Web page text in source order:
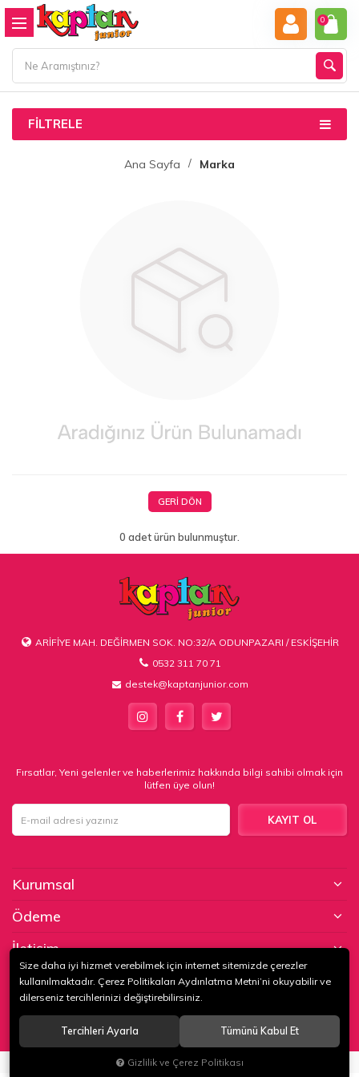
0
FILTRELE
Ana Sayfa Marka
GERI DÖN
0 adet ürün bulunmuştur.
ARİFİYE MAH. DEĞİRMEN SOK. NO:32/A ODUNPAZARI / ESKİŞEHİR
0532 311 70 71
destek@kaptanjunior.com
Fırsatlar, Yeni gelenler ve haberlerimiz hakkında bilgi sahibi olmak için
lütfen üye olun!
KAYIT OL
Kurumsal
Ödeme
İletişim
© 2020KAPTAN KUNDURA DERİ MAMÜLLERİ KONF. TİC. VE SAN. LTD.
ŞTİ. Tüm hakları saklıdır.
Yeni Nesil E-Ticaret Sistemleri ile Hazırlanmıştır.
Size daha iyi hizmet verebilmek için internet sitemizde çerezler
kullanılmaktadır. Çerez Politikaları Aydınlatma Metni’ni okuyabilir ve
dilerseniz tercihlerinizi değiştirebilirsiniz.
Tercihleri Ayarla Tümünü Kabul Et
Gizlilik ve Çerez Politikası